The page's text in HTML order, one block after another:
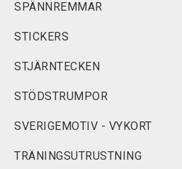
SPÄNNREMMAR
STICKERS
STJÄRNTECKEN
STÖDSTRUMPOR
SVERIGEMOTIV - VYKORT
TRÄNINGSUTRUSTNING